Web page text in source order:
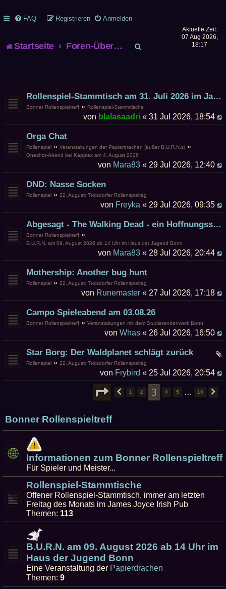
FAQ Anmelden
Registrieren
Startseite Foren-Übersicht
e
Aktuelle Zeit:
07 Aug 2026,
18:17
Rollenspiel-Stammtisch am 31. Juli 2026 im James Joyce
Bonner Rollenspieltreff » Rollenspiel-Stammtische
von blalasaadri « 31 Jul 2026, 18:54
Orga Chat
Rollenspiel » Veranstaltungen der Papierdrachen (außer B.U.R.N.s) »
Oneshot-Abend bei Kapplex am 4. August 2026
von Mara83 « 29 Jul 2026, 12:40
DND: Nasse Socken
Rollenspiel » 22. August: Troisdorfer Rollenspieltag
von Freyka « 29 Jul 2026, 09:35
Abgesagt - The Walking Dead - ein Hoffnungsschimmer
Bonner Rollenspieltreff »
B.U.R.N. am 09. August 2026 ab 14 Uhr im Haus der Jugend Bonn
von Mara83 « 28 Jul 2026, 20:44
Mothership: Another bug hunt
Rollenspiel » 22. August: Troisdorfer Rollenspieltag
von Runemaster « 27 Jul 2026, 17:18
Campo Spieleabend am 03.08.26
Bonner Rollenspieltreff » Veranstaltungen mit dem Studierendenwerk Bonn
vonWhas « 26 Jul 2026, 16:50
Star Borg: Der Waldplanet schlägt zurück
Rollenspiel » 22. August: Troisdorfer Rollenspieltag
von Frybird « 25 Jul 2026, 20:54
SEITE
VORHERIGE
1 2 3 4 5 … 10
Bonner Rollenspieltreff
Informationen zum Bonner Rollenspieltreff
Für Spieler und Meister...
Rollenspiel-Stammtische
Offener Rollenspiel-Stammtisch, immer am letzten
Freitag des Monats im James Joyce Irish Pub
Themen: 113
B.U.R.N. am 09. August 2026 ab 14 Uhr im
Haus der Jugend Bonn
Eine Veranstaltung der Papierdrachen
Themen: 9